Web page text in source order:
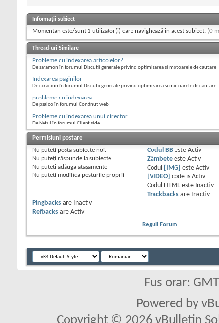
Informații subiect
Momentan este/sunt 1 utilizator(i) care navighează în acest subiect. (0
Thread-uri Similare
Probleme cu indexarea articolelor?
De saramon în forumul Discutii generale privind optimizarea si motoarele de cautare
Indexarea paginilor
De ccraciun în forumul Discutii generale privind optimizarea si motoarele de cautare
probleme cu indexarea
De psaico în forumul Continut web
Probleme cu indexarea unui director
De Netul în forumul Client side
Permisiuni postare
Nu puteţi posta subiecte noi.
Nu puteţi răspunde la subiecte
Nu puteţi adăuga ataşamente
Nu puteţi modifica posturile proprii
Codul BBeste Activ
Zâmbeteeste Activ
Codul
[IMG] este Activ
[VIDEO]
code is Activ
Codul HTML este
Inactiv
Trackbacksare
Inactiv
Pingbacks are
Inactiv
Refbacks are Activ
Reguli Forum
Fus orar:
Powered by